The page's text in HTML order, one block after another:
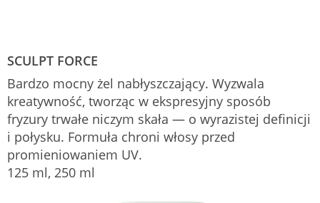
SCULPT FORCE
Bardzo mocny żel nabłyszczający. Wyzwala
kreatywność, tworząc w ekspresyjny sposób
fryzury trwałe niczym skała — o wyrazistej definicji
i połysku. Formuła chroni włosy przed
promieniowaniem UV.
125 ml, 250 ml